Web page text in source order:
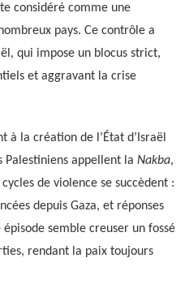
considéré comme une
pays. Ce contrôle a
qui impose un blocus strict,
et aggravant la crise
à la création de l’État d’Israël
Palestiniens appellent la Nakba,
de violence se succèdent :
depuis Gaza, et réponses
semble creuser un fossé
rendant la paix toujours